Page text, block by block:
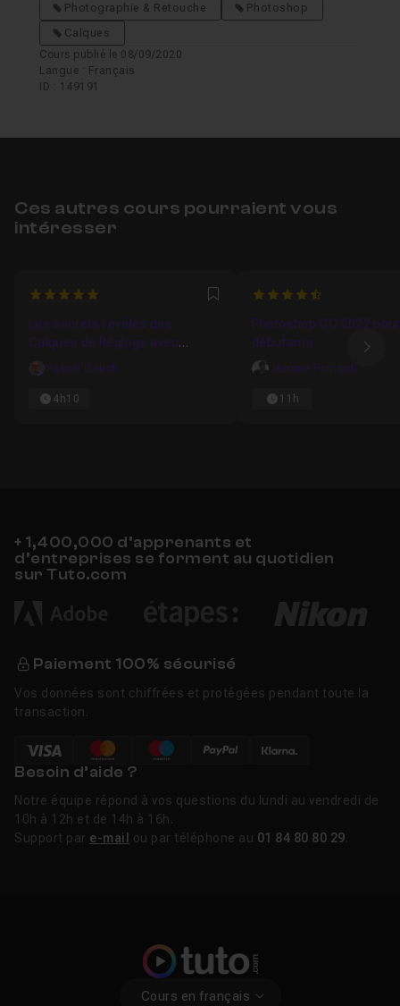
Photographie & Retouche
Photoshop
Calques
Cours publié le 08/09/2020
Langue : Français
ID : 149191
Ces autres cours pourraient vous
intéresser
5 Favori
Les secrets révélés des
Calques de Réglage avec
Photoshop CC : Créativité et
Amélioration de vos images
Pascal Gauch
4h10
4.5
Photoshop CC 2022
débutants
Jérome Pomonti
11h
+ 1,400,000 d’apprenants et
d’entreprises se forment au quotidien
sur Tuto.com
Paiement 100% sécurisé
Vos données sont chiffrées et protégées pendant toute la
transaction.
Besoin d’aide ?
Notre équipe répond à vos questions du lundi au vendredi de
10h à 12h et de 14h à 16h.
Support par e-mail ou par téléphone au 01 84 80 80 29
Cours en français